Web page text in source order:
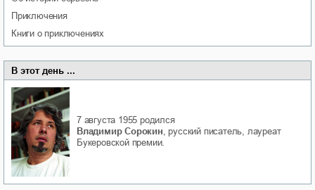
приключения
книги о приключениях
В этот день ...
7 августа 1955 родился
Владимир Сорокин, русский писатель, лауреат
Букеровской премии.